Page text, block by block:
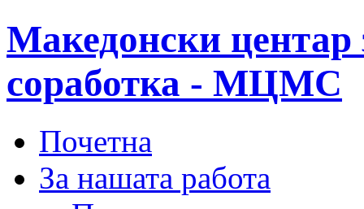
Македонски центар
соработка - МЦМС
Почетна
За нашата работа